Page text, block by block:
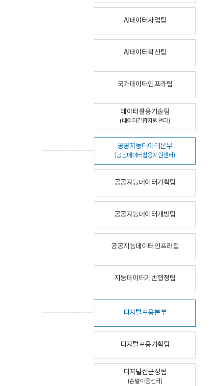
AI데이터사업팀
AI데이터확산팀
국가데이터인프라팀
데이터활용기술팀
(데이터결합지원센터)
공공지능데이터본부
(공공데이터활용지원센터)
공공지능데이터기획팀
공공지능데이터개방팀
공공지능데이터인프라팀
지능데이터기반행정팀
디지털포용본부
디지털포용기획팀
디지털접근성팀
(손말이음센터)